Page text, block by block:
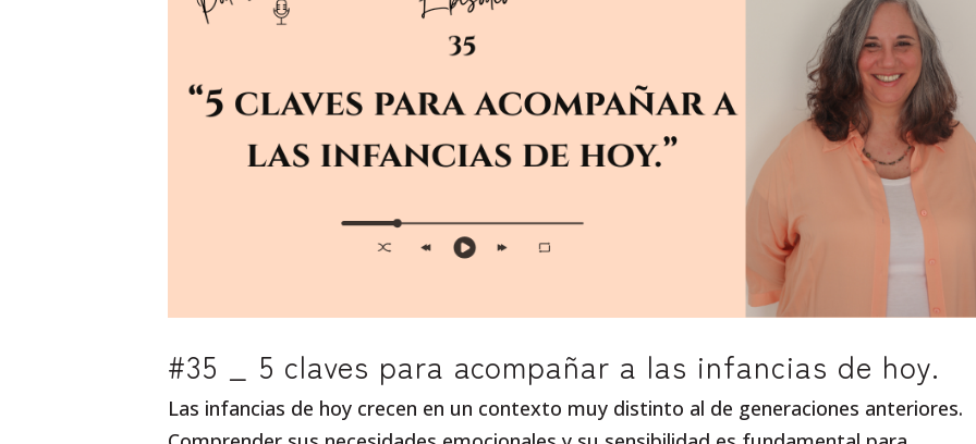
#35 _ 5 claves para acompañar a las infancias de hoy.
Las infancias de hoy crecen en un contexto muy distinto al de generaciones anteriores.